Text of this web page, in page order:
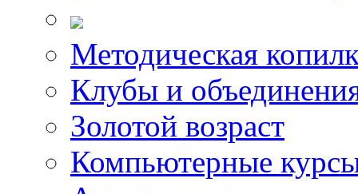
Методическая
Клубы и
Золотой возраст
Компьютерные